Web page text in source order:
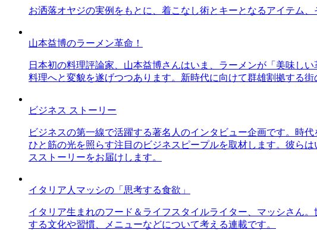
お洒落オヤジの実例をもとに、着こなし術とキーとなるアイテム、
山本益博のラーメン革命！
日本初の料理評論家、山本益博さんはいま、ラーメンが「美味し
料理へと変貌を遂げつつあります。新時代に向けて群雄割拠する
ビジネス ストーリー
ビジネスの第一線で活躍する著名人のインタビュー企画です。時
ひと筋の光を照らす注目のビジネスピープルを取材します。彼ら
スストーリーをお届けします。
イタリア人マッシの「思考する食欲」
イタリア生まれのフード＆ライフスタイルライター、マッシさん
する文化や習慣、メニューなどについて考える連載です。